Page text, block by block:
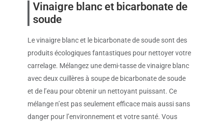
Vinaigre blanc et bicarbonate de
soude
Le vinaigre blanc et le bicarbonate de soude sont des
produits écologiques fantastiques pour nettoyer votre
carrelage. Mélangez une demi-tasse de vinaigre blanc
avec deux cuillères à soupe de bicarbonate de soude
et de l’eau pour obtenir un nettoyant puissant. Ce
mélange n’est pas seulement efficace mais aussi sans
danger pour l’environnement et votre santé. Vous